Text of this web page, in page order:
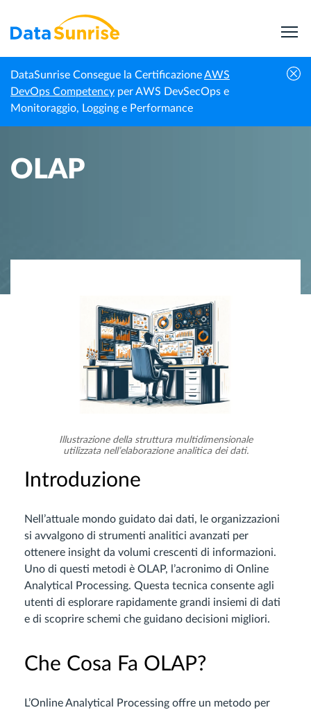
DataSunrise Consegue la CertificazioneAWS
DevOps Competency per AWS DevSecOps e
Monitoraggio, Logging e Performance
Homepage Centro di Conoscenza OLAP
OLAP
Illustrazione della struttura multidimensionale
utilizzata nell’elaborazione analitica dei dati.
Introduzione
Nell’attuale mondo guidato dai dati, le organizzazioni
si avvalgono di strumenti analitici avanzati per
ottenere insight da volumi crescenti di informazioni.
Uno di questi metodi è OLAP, l’acronimo di Online
Analytical Processing. Questa tecnica consente agli
utenti di esplorare rapidamente grandi insiemi di dati
e di scoprire schemi che guidano decisioni migliori.
Che Cosa Fa OLAP?
L’Online Analytical Processing offre un metodo per